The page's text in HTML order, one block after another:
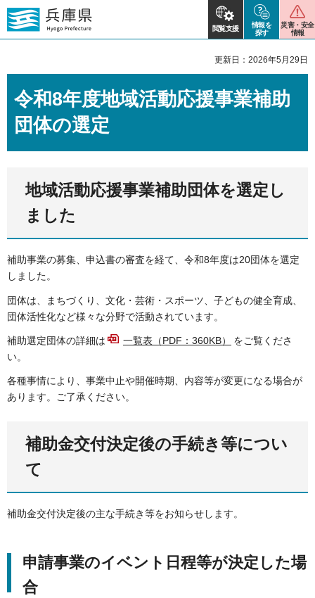
閲覧支援
情報を
探す
災害・安全
情報
更新日：2026年5月29日
令和8年度地域活動応援事業補助
団体の選定
地域活動応援事業補助団体を選定し
ました
補助事業の募集、申込書の審査を経て、令和8年度は20団体を選定
しました。
団体は、まちづくり、文化・芸術・スポーツ、子どもの健全育成、
団体活性化など様々な分野で活動されています。
補助選定団体の詳細は 一覧表（PDF：360KB）
をご覧くださ
い。
各種事情により、事業中止や開催時期、内容等が変更になる場合が
あります。ご了承ください。
補助金交付決定後の手続き等につい
て
補助金交付決定後の主な手続き等をお知らせします。
申請事業のイベント日程等が決定した場
合